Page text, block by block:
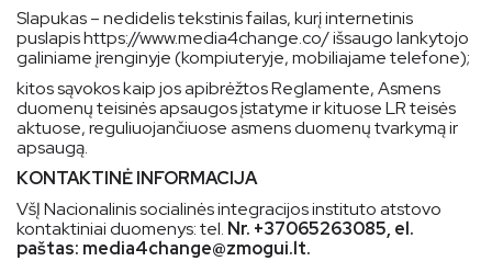
Slapukas – nedidelis tekstinis failas, kurį internetinis
puslapis https://www.media4change.co/ išsaugo lankytojo
galiniame įrenginyje (kompiuteryje, mobiliajame telefone);
kitos sąvokos kaip jos apibrėžtos Reglamente, Asmens
duomenų teisinės apsaugos įstatyme ir kituose LR teisės
aktuose, reguliuojančiuose asmens duomenų tvarkymą ir
apsaugą.
KONTAKTINĖ INFORMACIJA
VšĮ Nacionalinis socialinės integracijos instituto atstovo
kontaktiniai duomenys: tel. Nr. +37065263085, el.
paštas: media4change@zmogui.lt.